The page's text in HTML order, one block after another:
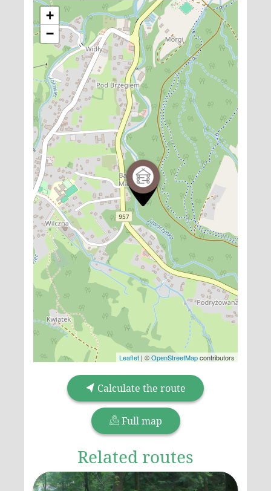
+
−
Leaflet | ©OpenStreetMapcontributors
Calculate the route
Full map
Related routes